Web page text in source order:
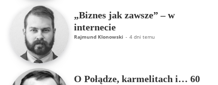
„Biznes jak zawsze” – w
internecie
Rajmund Klonowski - 4 dni temu
O Połądze, karmelitach i… 60